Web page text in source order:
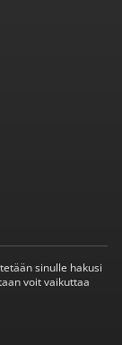
sinulle hakusi
voit vaikuttaa